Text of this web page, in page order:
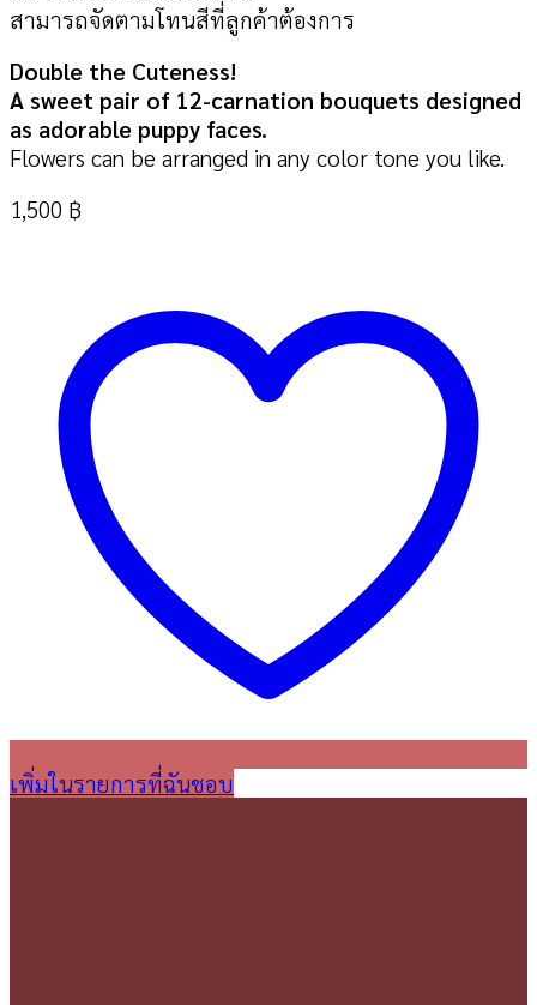
สามารถจัดตามโทนสีที่ลูกค้าต้องการ
Double the Cuteness!
A sweet pair of 12-carnation bouquets designed
as adorable puppy faces.
Flowers can be arranged in any color tone you like.
1,500 ฿
เพิ่มในรายการที่ฉันชอบ